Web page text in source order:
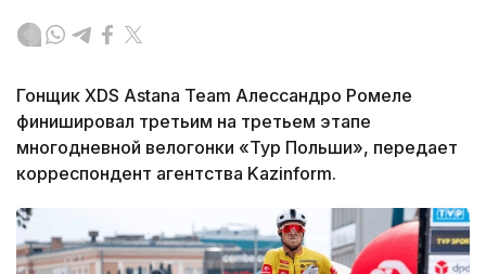
Гонщик XDS Astana Team Алессандро Ромеле
финишировал третьим на третьем этапе
многодневной велогонки «Тур Польши», передает
корреспондент агентства Kazinform.